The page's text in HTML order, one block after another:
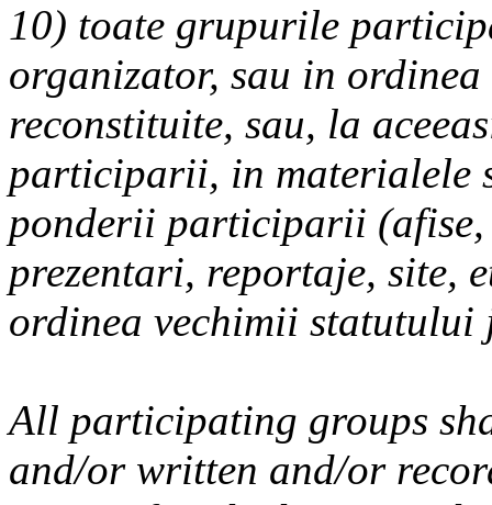
10) toate grupurile
organizator, sau in
reconstituite, sau, la
participarii, in materialele
ponderii participarii
prezentari, reportaje, site,
ordinea vechimii
All participating groups
and/or written and/or